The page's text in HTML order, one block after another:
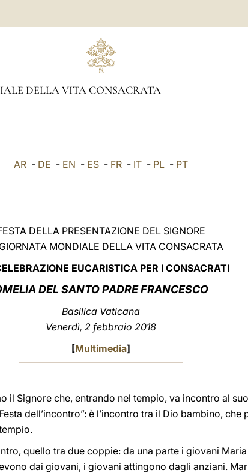
DELLA VITA CONSACRATA
AR - DE - EN - ES - FR - IT - PL - PT
DELLA PRESENTAZIONE DEL SIGNORE
MONDIALE DELLA VITA CONSACRATA
EUCARISTICA PER I CONSACRATI
DEL SANTO PADRE FRANCESCO
Basilica Vaticana
Venerdì, 2 febbraio 2018
[Multimedia]
il Signore che, entrando nel tempio, va incontro al
dell’incontro”: è l’incontro tra il Dio bambino, che
quello tra due coppie: da una parte i giovani Maria
dai giovani, i giovani attingono dagli anziani.